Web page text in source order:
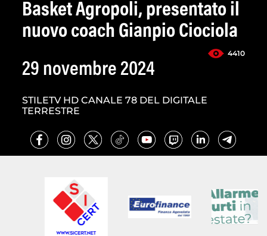
Basket Agropoli, presentato il
nuovo coach Gianpio Ciociola
4410
29 novembre 2024
STILETV HD CANALE 78 DEL DIGITALE
TERRESTRE